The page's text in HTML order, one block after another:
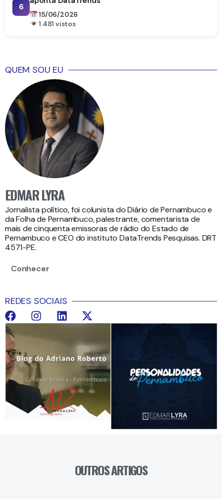
6
15/06/2026
1.481 vistos
QUEM SOU EU
EDMAR LYRA
Jornalista político, foi colunista do Diário de Pernambuco e
da Folha de Pernambuco, palestrante, comentarista de
mais de cinquenta emissoras de rádio do Estado de
Pernambuco e CEO do instituto DataTrends Pesquisas. DRT
4571-PE.
Conhecer
REDES SOCIAIS
OUTROS ARTIGOS